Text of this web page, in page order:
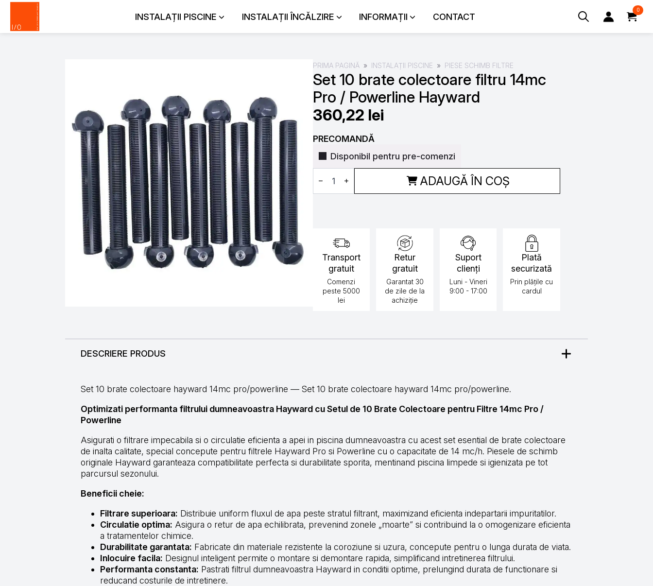
INSTALAȚII PISCINE INSTALAȚII ÎNCĂLZIRE INFORMAȚII
CONTACT
Search
0
PRIMA PAGINĂ INSTALAȚII PISCINE PIESE SCHIMB FILTRE
Set 10 brate colectoare filtru 14mc
Pro / Powerline Hayward
360,22 lei
PRECOMANDĂ
Disponibil pentru pre-comenzi
Cantitate
Set
brate
Powerline
Hayward
ADAUGĂ ÎN COȘ
Transport
gratuit
Comenzi
peste 5000
lei
Retur
gratuit
Garantat 30
de zile de la
achiziție
Suport
clienți
Luni - Vineri
9:00 - 17:00
Plată
securizată
Prin plățile cu
cardul
DESCRIERE PRODUS
Set 10 brate colectoare hayward 14mc pro/powerline — Set 10 brate colectoare hayward 14mc pro/powerline.
Optimizati performanta filtrului dumneavoastra Hayward cu Setul de 10 Brate Colectoare pentru Filtre 14mc Pro /
Powerline
Asigurati o filtrare impecabila si o circulatie eficienta a apei in piscina dumneavoastra cu acest set esential de brate colectoare
de inalta calitate, special concepute pentru filtrele Hayward Pro si Powerline cu o capacitate de 14 mc/h. Piesele de schimb
originale Hayward garanteaza compatibilitate perfecta si durabilitate sporita, mentinand piscina limpede si igienizata pe tot
parcursul sezonului.
Beneficii cheie:
Filtrare superioara: Distribuie uniform fluxul de apa peste stratul filtrant, maximizand eficienta indepartarii impuritatilor.
Circulatie optima: Asigura o retur de apa echilibrata, prevenind zonele „moarte” si contribuind la o omogenizare eficienta
a tratamentelor chimice.
Durabilitate garantata: Fabricate din materiale rezistente la coroziune si uzura, concepute pentru o lunga durata de viata.
Inlocuire facila: Designul inteligent permite o montare si demontare rapida, simplificand intretinerea filtrului.
Performanta constanta: Pastrati filtrul dumneavoastra Hayward in conditii optime, prelungind durata de functionare si
reducand costurile de intretinere.